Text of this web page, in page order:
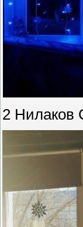
2 Нилаков